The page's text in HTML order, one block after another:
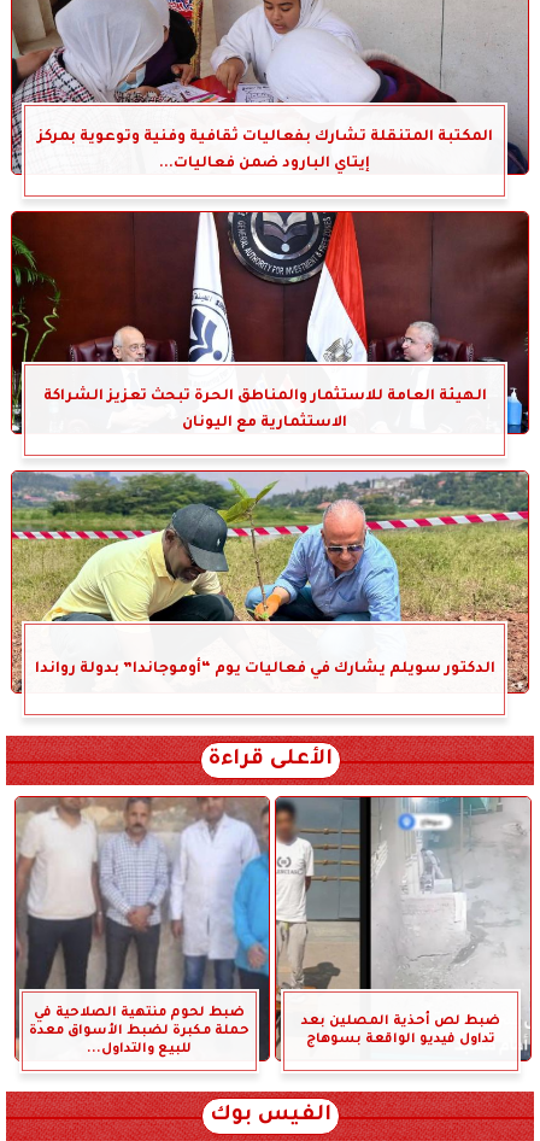
المكتبة المتنقلة تشارك بفعاليات ثقافية وفنية وتوعوية بمركز
إيتاي البارود ضمن فعاليات...
الهيئة العامة للاستثمار والمناطق الحرة تبحث تعزيز الشراكة
الاستثمارية مع اليونان
الدكتور سويلم يشارك في فعاليات يوم “أوموجاندا” بدولة رواندا
الأعلى قراءة
ضبط لص أحذية المصلين بعد
تداول فيديو الواقعة بسوهاج
ضبط لحوم منتهية الصلاحية في
حملة مكبرة لضبط الأسواق معدة
للبيع والتداول...
الفيس بوك